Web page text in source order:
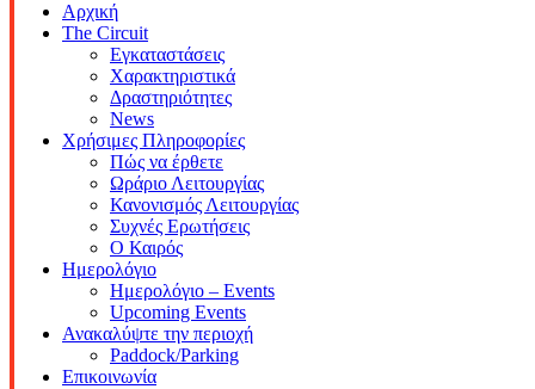
Αρχική
The Circuit
Εγκαταστάσεις
Χαρακτηριστικά
Δραστηριότητες
News
Χρήσιμες Πληροφορίες
Πώς να έρθετε
Ωράριο Λειτουργίας
Κανονισμός Λειτουργίας
Συχνές Ερωτήσεις
Ο Καιρός
Ημερολόγιο
Ημερολόγιο – Events
Upcoming Events
Ανακαλύψτε την περιοχή
Paddock/Parking
Επικοινωνία